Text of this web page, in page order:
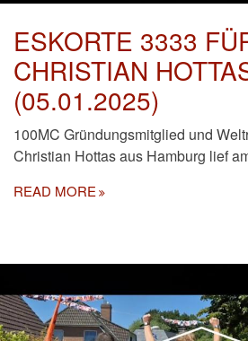
ESKORTE 3333
CHRISTIAN
(05.01.2025)
100MC Gründungsmitglied und
Christian Hottas aus Hamburg lief
READ MORE